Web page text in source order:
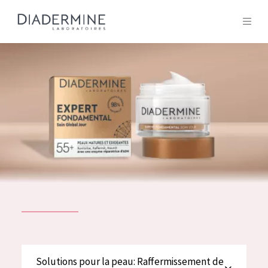
SOLUTIONS POUR LA PEAU
TOUS LES PRODUIT
ACCUEIL
Composition
À propos
Solutions pour la peau: Raffermissement de